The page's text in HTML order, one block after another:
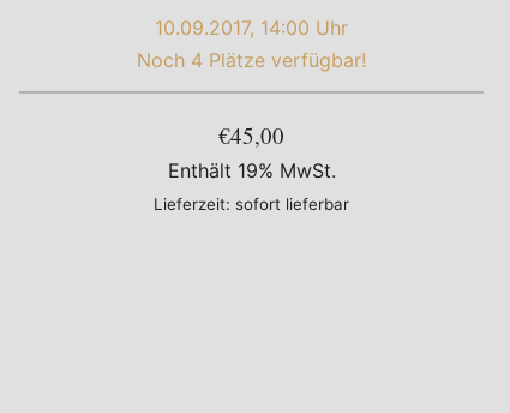
10.09.2017, 14:00 Uhr
Noch 4 Plätze verfügbar!
€45,00
Enthält 19% MwSt.
Lieferzeit: sofort lieferbar